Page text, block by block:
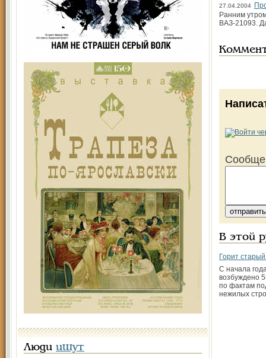
Люди ищут
27.04.2004
Ранним
ВАЗ-21093.
В этой
Горит
С начала
возбуждено
по фактам
нежилых